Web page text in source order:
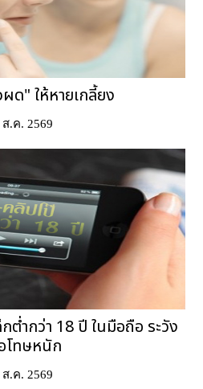
ด" ให้หายเกลี้ยง
ส.ค. 2569
ต่ำกว่า 18 ปี ในมือถือ ระวัง
โทษหนัก
ส.ค. 2569